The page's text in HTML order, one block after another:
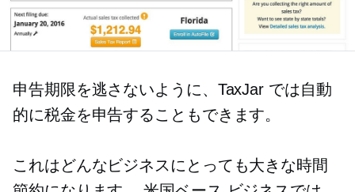
申告期限を逃さないように、TaxJar では自動
的に税金を申告することもできます。
これはどんなビジネスにとっても大きな時間